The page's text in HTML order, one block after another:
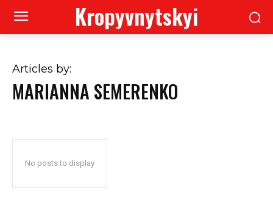
Kropyvnytskyi
Articles by:
MARIANNA SEMERENKO
No posts to display